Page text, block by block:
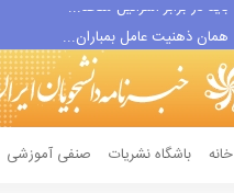
همان ذهنیت عامل بمباران...
برکناری شوکه‌کننده فرمانده...
خانه باشگاه نشریات صنفی آموزشی